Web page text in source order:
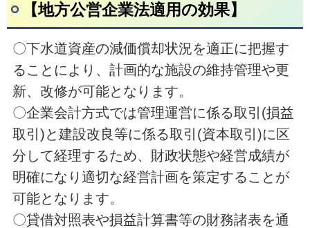
【地方公営企業法適用の効果】
〇下水道資産の減価償却状況を適正に把握す
ることにより、計画的な施設の維持管理や更
新、改修が可能となります。
〇企業会計方式では管理運営に係る取引(損益
取引)と建設改良等に係る取引(資本取引)に区
分して経理するため、財政状態や経営成績が
明確になり適切な経営計画を策定することが
可能となります。
〇貸借対照表や損益計算書等の財務諸表を通